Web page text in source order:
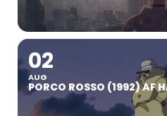
02
AUG
PORCO ROSSO (1992) AF